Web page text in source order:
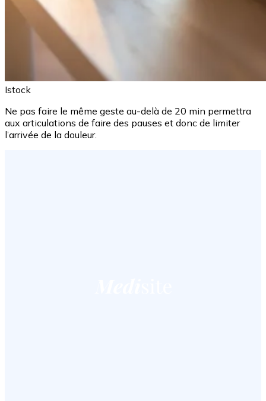
Istock
Ne pas faire le même geste au-delà de 20 min permettra
aux articulations de faire des pauses et donc de limiter
l’arrivée de la douleur.